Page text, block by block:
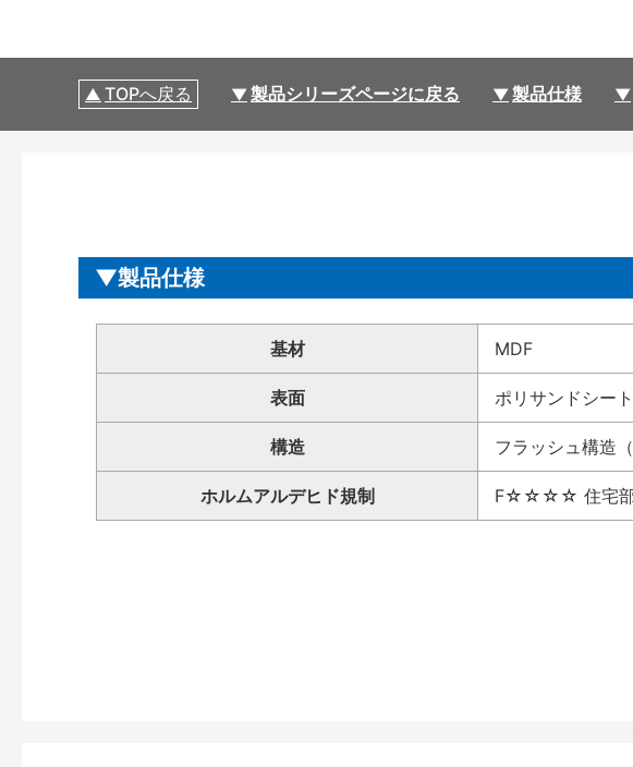
TOPへ戻る 製品シリーズページに戻る 製品仕様
製品仕様
基材 MDF
表面 ポリサンドシー
構造 フラッシュ構造
ホルムアルデヒド規制 F☆☆☆☆ 住宅部